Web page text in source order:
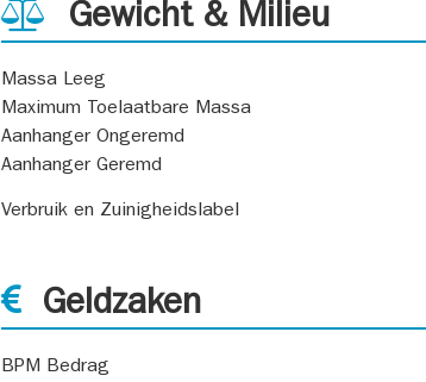
Gewicht & Milieu
Massa Leeg
Maximum Toelaatbare Massa
Aanhanger Ongeremd
Aanhanger Geremd
Verbruik en Zuinigheidslabel
Geldzaken
BPM Bedrag